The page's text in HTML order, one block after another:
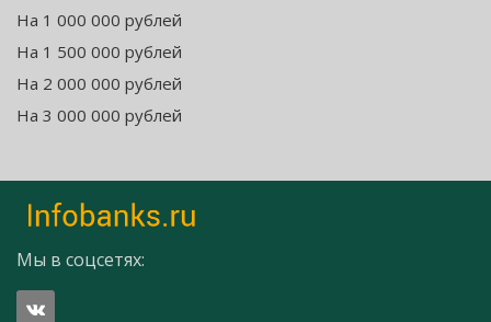
На 1 000 000 рублей
На 1 500 000 рублей
На 2 000 000 рублей
На 3 000 000 рублей
Мы в соцсетях: